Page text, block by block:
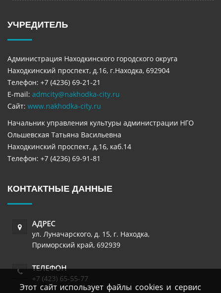
Этот сайт использует файлы cookies и сервис
УЧРЕДИТЕЛЬ
Администрация Находкинского городского округа
Находкинский проспект, д.16, г.Находка, 692904
Телефон: +7 (4236) 69-21-21
E-mail: admcity@nakhodka-city.ru
Сайт: www.nakhodka-city.ru
Начальник управления культуры администрации НГО
Ольшевская Татьяна Васильевна
Находкинский проспект, д.16, каб.14
Телефон: +7 (4236) 69-91-81
КОНТАКТНЫЕ ДАННЫЕ
АДРЕС
ул. Луначарского, д. 15, г. Находка,
Приморский край, 692939
ТЕЛЕФОН
+7 (423) 65-55-77